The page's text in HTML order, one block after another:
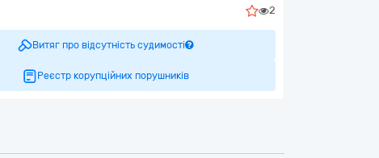
2
Витяг про відсутність судимості
Реєстр корупційних порушників